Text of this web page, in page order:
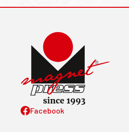
Facebook